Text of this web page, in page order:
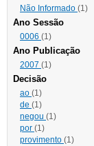
Não Informado (1)
Ano Sessão
0006 (1)
Ano Publicação
2007 (1)
Decisão
ao (1)
de (1)
negou (1)
por (1)
provimento (1)